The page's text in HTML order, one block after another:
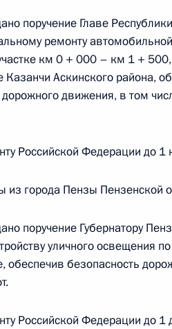
по итогам личного
советником Президента
Федерации по
поручение Главе
ремонту
км 0 + 000 – км 1 +
Аскинского района,
движения, в том
Российской Федерации до 1
города Пензы Пензенской
поручение Губернатору
уличного освещения
обеспечив безопасность
Российской Федерации до 1